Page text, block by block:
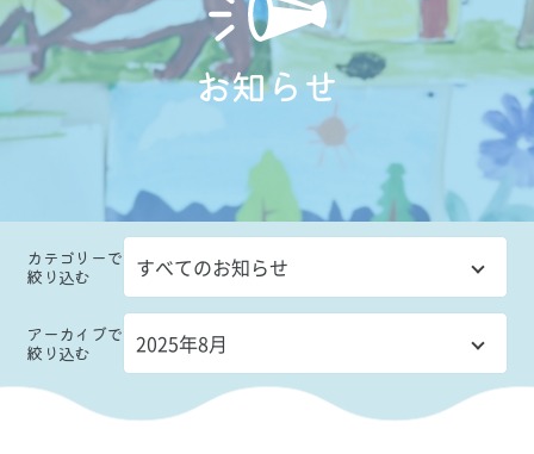
お知らせ
カテゴリーで
絞り込む
アーカイブで
絞り込む